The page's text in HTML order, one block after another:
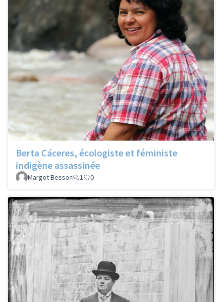
Berta Cáceres, écologiste et féministe
indigène assassinée
Margot Besson 1 0